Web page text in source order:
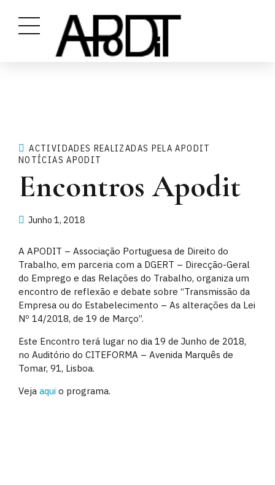
ACTIVIDADES REALIZADAS PELA APODIT
NOTÍCIAS APODIT
Encontros Apodit
Junho 1, 2018
A APODIT – Associação Portuguesa de Direito do
Trabalho, em parceria com a DGERT – Direcção-Geral
do Emprego e das Relações do Trabalho, organiza um
encontro de reflexão e debate sobre “Transmissão da
Empresa ou do Estabelecimento – As alterações da Lei
Nº 14/2018, de 19 de Março”.
Este Encontro terá lugar no dia 19 de Junho de 2018,
no Auditório do CITEFORMA – Avenida Marquês de
Tomar, 91, Lisboa.
Veja aqui o programa.